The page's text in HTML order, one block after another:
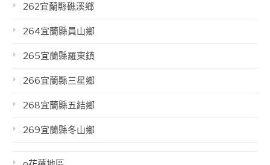
262宜蘭縣礁溪鄉
264宜蘭縣員山鄉
265宜蘭縣羅東鎮
266宜蘭縣三星鄉
268宜蘭縣五結鄉
269宜蘭縣冬山鄉